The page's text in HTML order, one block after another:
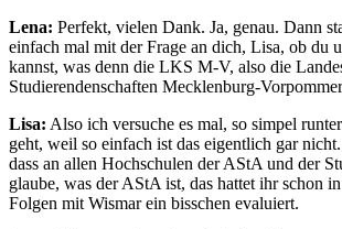
Lena: Perfekt, vielen Dank. Ja, genau. Dann
einfach mal mit der Frage an dich, Lisa, ob du
kannst, was denn die LKS M-V, also die
Studierendenschaften Mecklenburg-
Lisa: Also ich versuche es mal, so simpel
geht, weil so einfach ist das eigentlich gar
dass an allen Hochschulen der AStA und der
glaube, was der AStA ist, das hattet ihr schon
Folgen mit Wismar ein bisschen evaluiert.